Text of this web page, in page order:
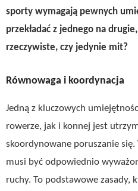
sporty wymagają pewnych
przekładać z jednego na
rzeczywiste, czy jedynie mit?
Równowaga i koordynacja
Jedną z kluczowych
rowerze, jak i konnej jest
skoordynowane poruszanie się.
musi być odpowiednio
ruchy. To podstawowe zasady,